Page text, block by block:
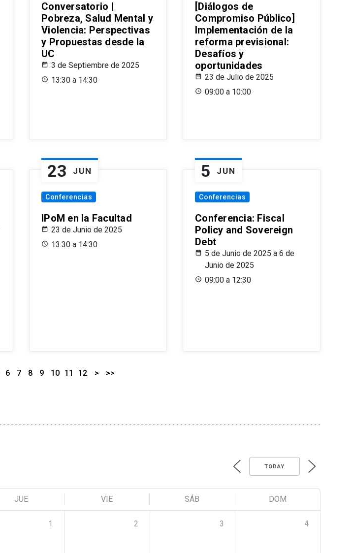
Conversatorio |
Pobreza, Salud Mental y
Violencia: Perspectivas
y Propuestas desde la
UC
3 de Septiembre de 2025
13:30 a 14:30
[Diálogos de
Compromiso Público]
Implementación de la
reforma previsional:
Desafíos y
oportunidades
23 de Julio de 2025
09:00 a 10:00
23 JUN
Conferencias
IPoM en la Facultad
23 de Junio de 2025
13:30 a 14:30
5 JUN
Conferencias
Conferencia: Fiscal
Policy and Sovereign
Debt
5 de Junio de 2025 a 6 de
Junio de 2025
09:00 a 12:30
6 7 8 9 10 11 12 > >>
TODAY
JUE VIE SÁB DOM
1 2 3 4